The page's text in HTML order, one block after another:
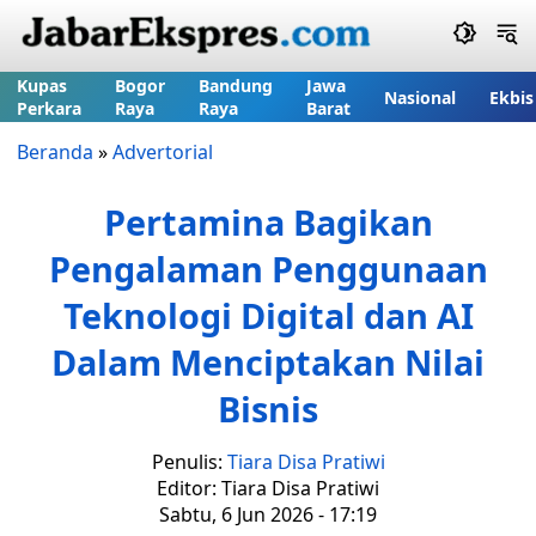
Kupas
Perkara
Bogor
Raya
Bandung
Raya
Jawa
Barat
Nasional Ekbis
Beranda »Advertorial
Pertamina Bagikan
Pengalaman Penggunaan
Teknologi Digital dan AI
Dalam Menciptakan Nilai
Bisnis
Penulis: Tiara Disa Pratiwi
Editor: Tiara Disa Pratiwi
Sabtu, 6 Jun 2026 - 17:19